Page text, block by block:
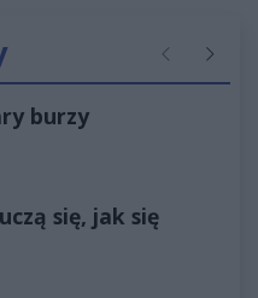
Poprzednie
burzy
się, jak się